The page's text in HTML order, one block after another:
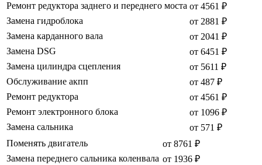
Ремонт редуктора заднего и переднего моста от 4561 ₽
Замена гидроблока
от 2881 ₽
Замена карданного вала
от 2041 ₽
Замена DSG
от 6451 ₽
Замена цилиндра сцепления
от 5611 ₽
Обслуживание акпп
от 487 ₽
Ремонт редуктора
от 4561 ₽
Ремонт электронного блока
от 1096 ₽
Замена сальника
от 571 ₽
Поменять двигатель
от 8761 ₽
Замена переднего сальника коленвала от 1936 ₽